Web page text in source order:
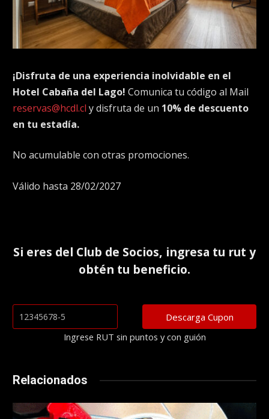
¡Disfruta de una experiencia inolvidable en el
Hotel Cabaña del Lago! Comunica tu código al Mail
reservas@hcdl.cl y disfruta de un 10% de descuento
en tu estadía.
No acumulable con otras promociones.
Válido hasta 28/02/2027
Si eres del Club de Socios, ingresa tu rut y
obtén tu beneficio.
Ingrese RUT sin puntos y con guión
Relacionados